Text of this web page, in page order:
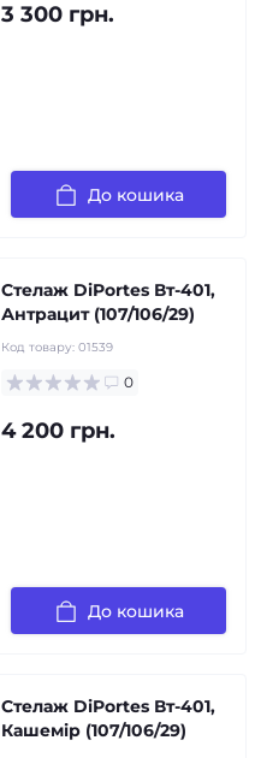
3 300 грн.
До кошика
Стелаж DiPortes Вт-401,
Антрацит (107/106/29)
Код товару: 01539
0
4 200 грн.
До кошика
Стелаж DiPortes Вт-401,
Кашемір (107/106/29)